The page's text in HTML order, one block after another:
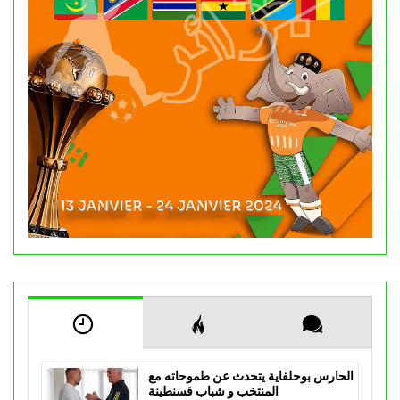
الحارس بوحلفاية يتحدث عن طموحاته مع
المنتخب و شباب قسنطينة